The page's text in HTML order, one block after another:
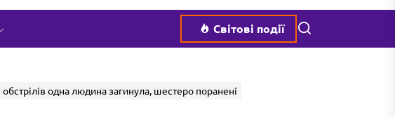
Світові події Пошук
одна людина загинула, шестеро поранені